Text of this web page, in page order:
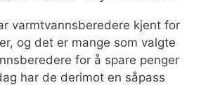
varmtvannsberedere kjent for
og det er mange som valgte
for å spare penger
har de derimot en såpass